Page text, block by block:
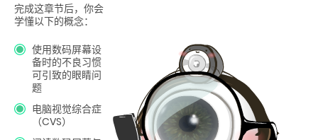
完成这章节后，你会
学懂以下的概念：
使用数码屏幕设
备时的不良习惯
可引致的眼睛问
题
电脑视觉综合症
（CVS）